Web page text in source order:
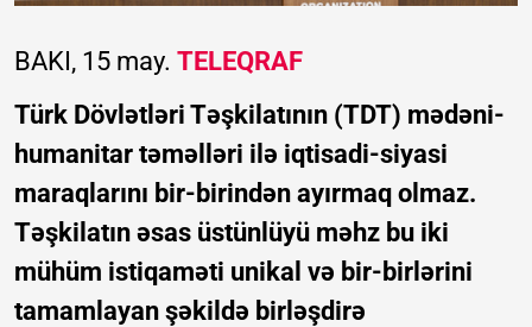
BAKI, 15 may. TELEQRAF
Türk Dövlətləri Təşkilatının (TDT) mədəni-
humanitar təməlləri ilə iqtisadi-siyasi
maraqlarını bir-birindən ayırmaq olmaz.
Təşkilatın əsas üstünlüyü məhz bu iki
mühüm istiqaməti unikal və bir-birlərini
tamamlayan şəkildə birləşdirə